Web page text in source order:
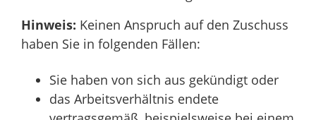
Hinweis: Keinen Anspruch auf den Zuschuss
haben Sie in folgenden Fällen:
Sie haben von sich aus gekündigt oder
das Arbeitsverhältnis endete